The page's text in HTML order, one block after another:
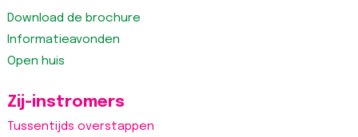
Download de brochure
Informatieavonden
Open huis
Zij-instromers
Tussentijds overstappen